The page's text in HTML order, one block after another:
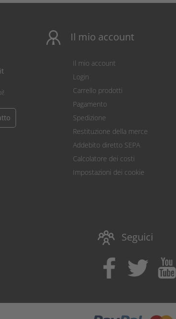
Il mio account
Il mio account
Login
Carrello prodotti
Pagamento
Spedizione
Restituzione della merce
Addebito diretto SEPA
Calcolatore dei costi
Impostazioni dei cookie
Seguici